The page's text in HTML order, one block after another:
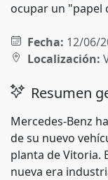
ocupar un "papel
Fecha: 12/06/
Localización:
Resumen
Mercedes-Benz
de su nuevo
planta de Vitoria.
nueva era